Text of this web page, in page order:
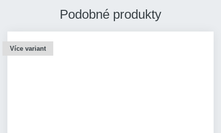
Podobné produkty
Více variant